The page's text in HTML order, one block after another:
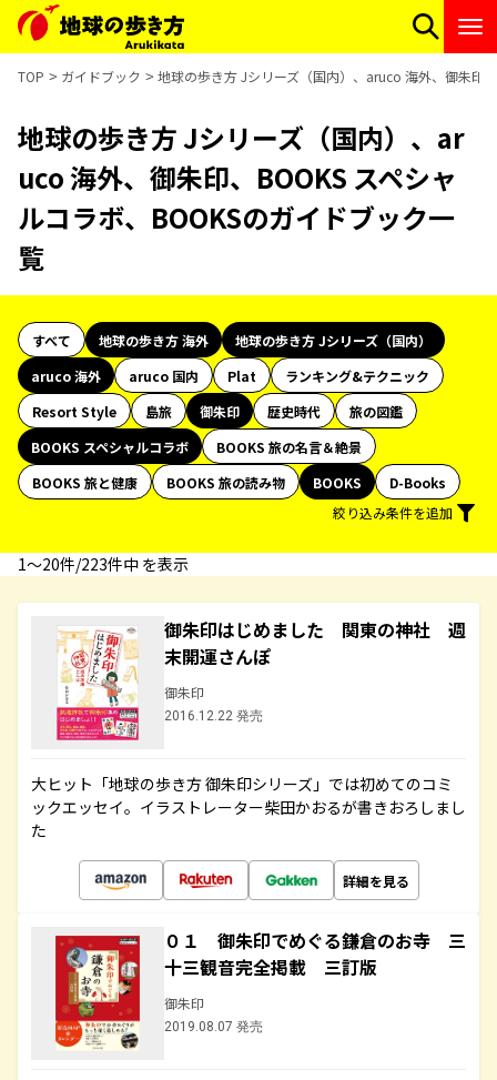
TOP ガイドブック 地球の歩き方 Jシリーズ（国内）、aruco 海外、御朱印
地球の歩き方 Jシリーズ（国内）、ar
uco 海外、御朱印、BOOKS スペシャ
ルコラボ、BOOKSのガイドブック一
覧
すべて 地球の歩き方 海外
地球の歩き方 Jシリーズ（国内）
aruco 海外
aruco 国内 Plat
ランキング&テクニック
Resort Style
島旅 御朱印 歴史時代
旅の図鑑
BOOKS スペシャルコラボ
BOOKS 旅の名言＆絶景
BOOKS 旅と健康
BOOKS 旅の読み物 BOOKS
D-Books
絞り込み条件を追加
1〜20件/223件中 を表示
御朱印はじめました 関東の神社 週
末開運さんぽ
御朱印
2016.12.22 発売
大ヒット「地球の歩き方 御朱印シリーズ」では初めてのコミ
ックエッセイ。イラストレーター柴田かおるが書きおろしまし
た
詳細を見る
０１ 御朱印でめぐる鎌倉のお寺 三
十三観音完全掲載 三訂版
御朱印
2019.08.07 発売